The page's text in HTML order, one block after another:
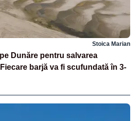
Stoica Marian
Dunăre pentru salvarea
barjă va fi scufundată în 3-